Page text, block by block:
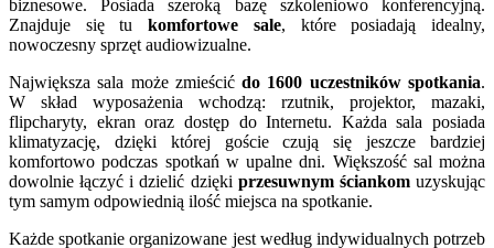
biznesowe. Posiada szeroką bazę szkoleniowo konferencyjną.
Znajduje się tukomfortowe sale, które posiadają idealny,
nowoczesny sprzęt audiowizualne.
Największa sala może zmieścićdo 1600 uczestników spotkania.
W skład wyposażenia wchodzą: rzutnik, projektor, mazaki,
flipcharyty, ekran oraz dostęp do Internetu. Każda sala posiada
klimatyzację, dzięki której goście czują się jeszcze bardziej
komfortowo podczas spotkań w upalne dni. Większość sal można
dowolnie łączyć i dzielić dzięki przesuwnym ściankomuzyskując
tym samym odpowiednią ilość miejsca na spotkanie.
Każde spotkanie organizowane jest według indywidualnych potrzeb